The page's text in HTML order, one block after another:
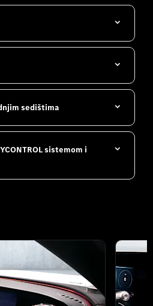
sedištima
sistemom i